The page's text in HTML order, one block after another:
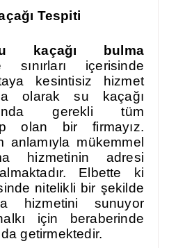
Tespiti
kaçağı bulma
sınırları içerisinde
kesintisiz hizmet
olarak su kaçağı
gerekli tüm
olan bir firmayız.
anlamıyla mükemmel
hizmetinin adresi
Elbette ki
nitelikli bir şekilde
hizmetini sunuyor
için beraberinde
getirmektedir.